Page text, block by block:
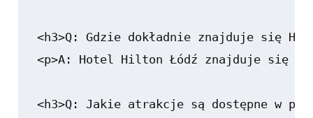
<h3>Q: Gdzie dokładnie znajduje się
<p>A: Hotel Hilton Łódź znajduje się
<h3>Q: Jakie atrakcje są dostępne w